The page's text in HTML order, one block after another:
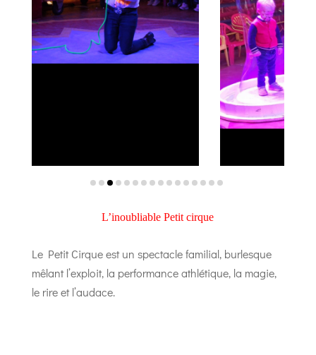
L’inoubliable Petit cirque
Le Petit Cirque est un spectacle familial, burlesque
mêlant l’exploit, la performance athlétique, la magie,
le rire et l’audace.